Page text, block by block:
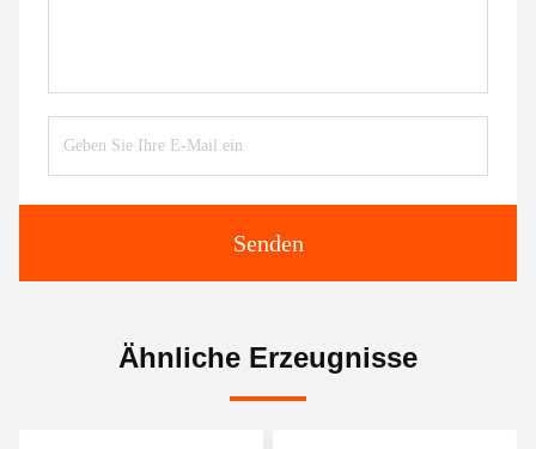
Senden
Ähnliche Erzeugnisse